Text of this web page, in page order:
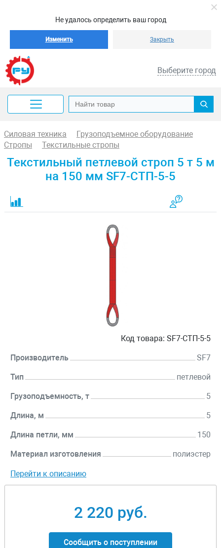
Не удалось определить ваш город
Изменить Закрыть
Выберите город
Силовая техника
Грузоподъемное оборудование
Стропы
Текстильные стропы
Текстильный петлевой строп 5 т 5 м
на 150 мм SF7-СТП-5-5
Код товара: SF7-СТП-5-5
Производитель SF7
Тип петлевой
Грузоподъемность, т 5
Длина, м 5
Длина петли, мм 150
Материал изготовления полиэстер
Перейти к описанию
2 220 руб.
Сообщить о поступлении